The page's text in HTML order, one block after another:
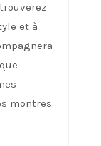
et à
montres